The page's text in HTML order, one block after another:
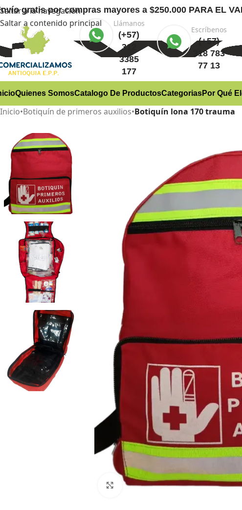
Saltar a la navegación
Saltar a contenido principal
gratispor compras mayores a $250.000 PARA EL
Llámanos
(+57)
312
3385
177
Escríbenos
(+57)
318 783
77 13
Quienes SomosCatalogo De ProductosCategoriasPor Qué
Inicio•Botiquín de primeros auxilios•Botiquín lona 170 trauma
Haga Click para agrandar